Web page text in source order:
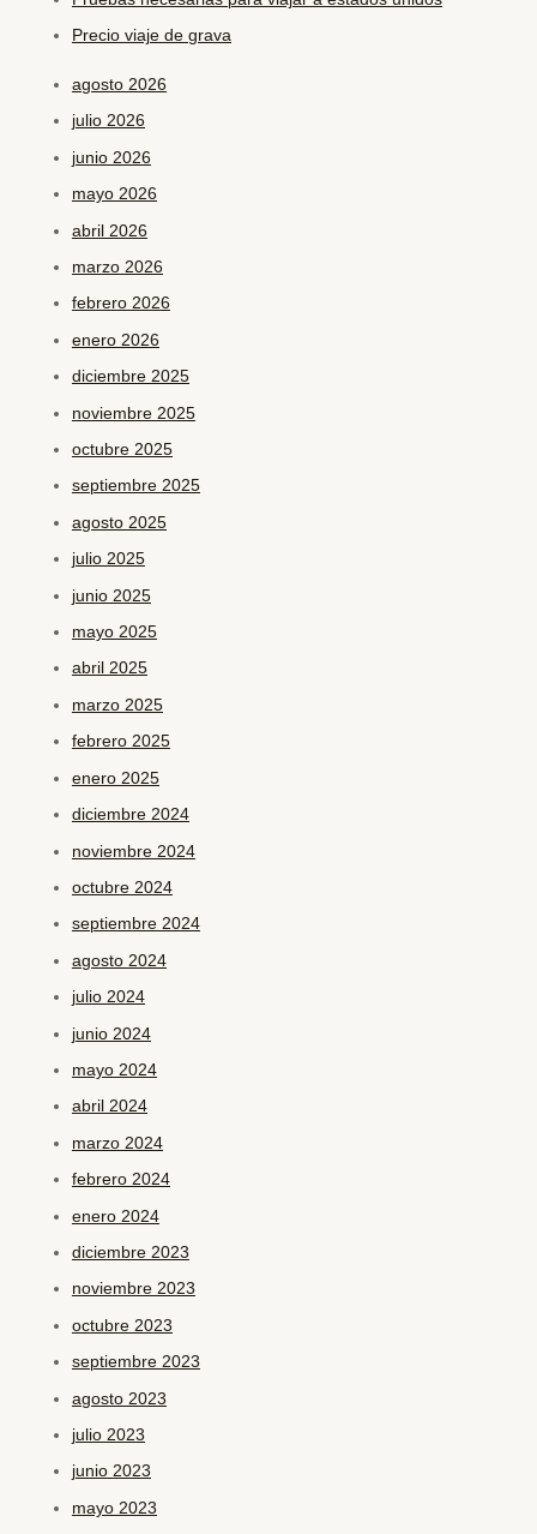
Precio viaje de grava
agosto 2026
julio 2026
junio 2026
mayo 2026
abril 2026
marzo 2026
febrero 2026
enero 2026
diciembre 2025
noviembre 2025
octubre 2025
septiembre 2025
agosto 2025
julio 2025
junio 2025
mayo 2025
abril 2025
marzo 2025
febrero 2025
enero 2025
diciembre 2024
noviembre 2024
octubre 2024
septiembre 2024
agosto 2024
julio 2024
junio 2024
mayo 2024
abril 2024
marzo 2024
febrero 2024
enero 2024
diciembre 2023
noviembre 2023
octubre 2023
septiembre 2023
agosto 2023
julio 2023
junio 2023
mayo 2023